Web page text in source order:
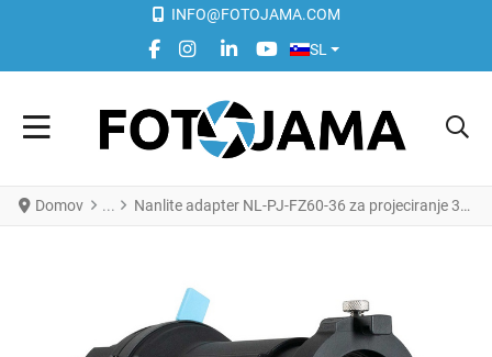
INFO@FOTOJAMA.COM
FACEBOOK SOCIAL LINK
INSTAGRAM SOCIAL LINK
LINKEDIN SOCIAL LINK
YOUTUBE SOCIAL LINK
IZBERITE VAŠ JEZIK
SL
Domov Nanlite adapter NL-PJ-FZ60-36 za projeciranje 36° - Forza 60 in 60B